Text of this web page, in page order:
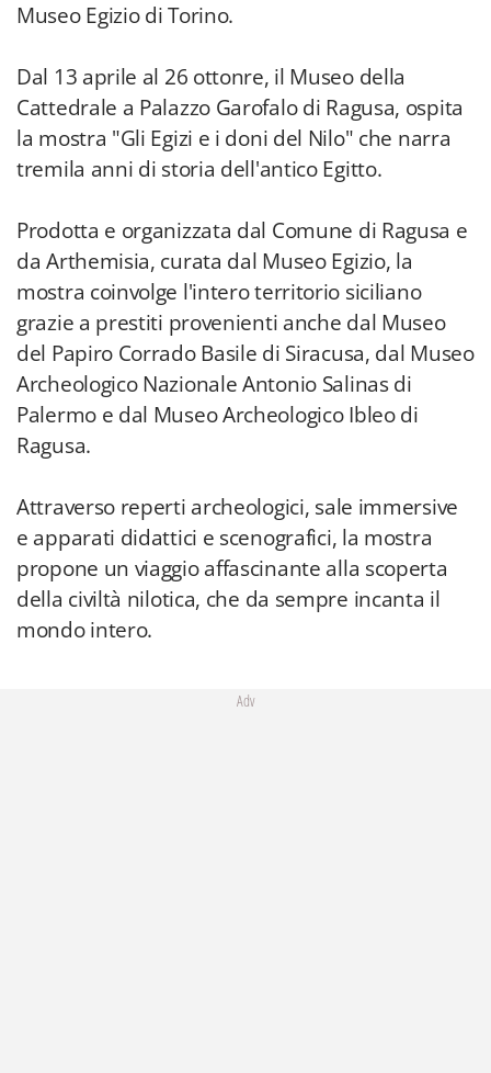
Museo Egizio di Torino.
Dal 13 aprile al 26 ottonre, il Museo della
Cattedrale a Palazzo Garofalo di Ragusa, ospita
la mostra "Gli Egizi e i doni del Nilo" che narra
tremila anni di storia dell'antico Egitto.
Prodotta e organizzata dal Comune di Ragusa e
da Arthemisia, curata dal Museo Egizio, la
mostra coinvolge l'intero territorio siciliano
grazie a prestiti provenienti anche dal Museo
del Papiro Corrado Basile di Siracusa, dal Museo
Archeologico Nazionale Antonio Salinas di
Palermo e dal Museo Archeologico Ibleo di
Ragusa.
Attraverso reperti archeologici, sale immersive
e apparati didattici e scenografici, la mostra
propone un viaggio affascinante alla scoperta
della civiltà nilotica, che da sempre incanta il
mondo intero.
Adv